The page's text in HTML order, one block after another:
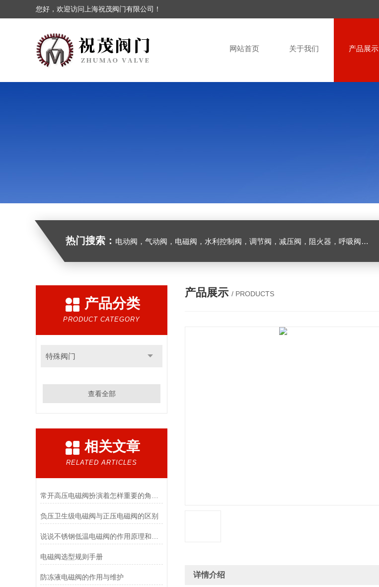
您好，欢迎访问上海祝茂阀门有限公司！
网站首页 关于我们 产品展示
热门搜索： 电动阀，气动阀，电磁阀，水利控制阀，调节阀，减压阀，阻火器，呼吸阀，排气阀
产品分类
PRODUCT CATEGORY
特殊阀门
查看全部
相关文章
RELATED ARTICLES
负压卫生级电磁阀与正压电磁阀的区别
电磁阀选型规则手册
防冻液电磁阀的作用与维护
产品展示 / PRODUCTS
详情介绍